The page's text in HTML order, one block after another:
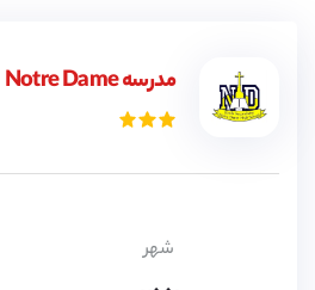
مدرسه Notre Dame
شهر